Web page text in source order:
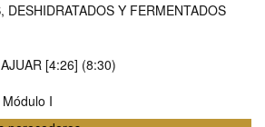
DESHIDRATADOS Y FERMENTADOS
[4:26] (8:30)
I